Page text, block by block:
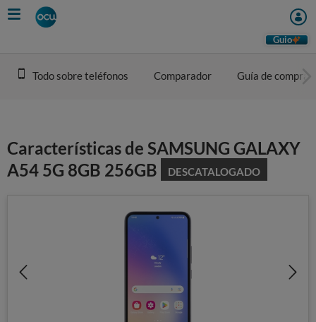
Skip
to
Guio
Todo sobre teléfonos Comparador Guía de compra
Características de SAMSUNG GALAXY
A54 5G 8GB 256GB
DESCATALOGADO